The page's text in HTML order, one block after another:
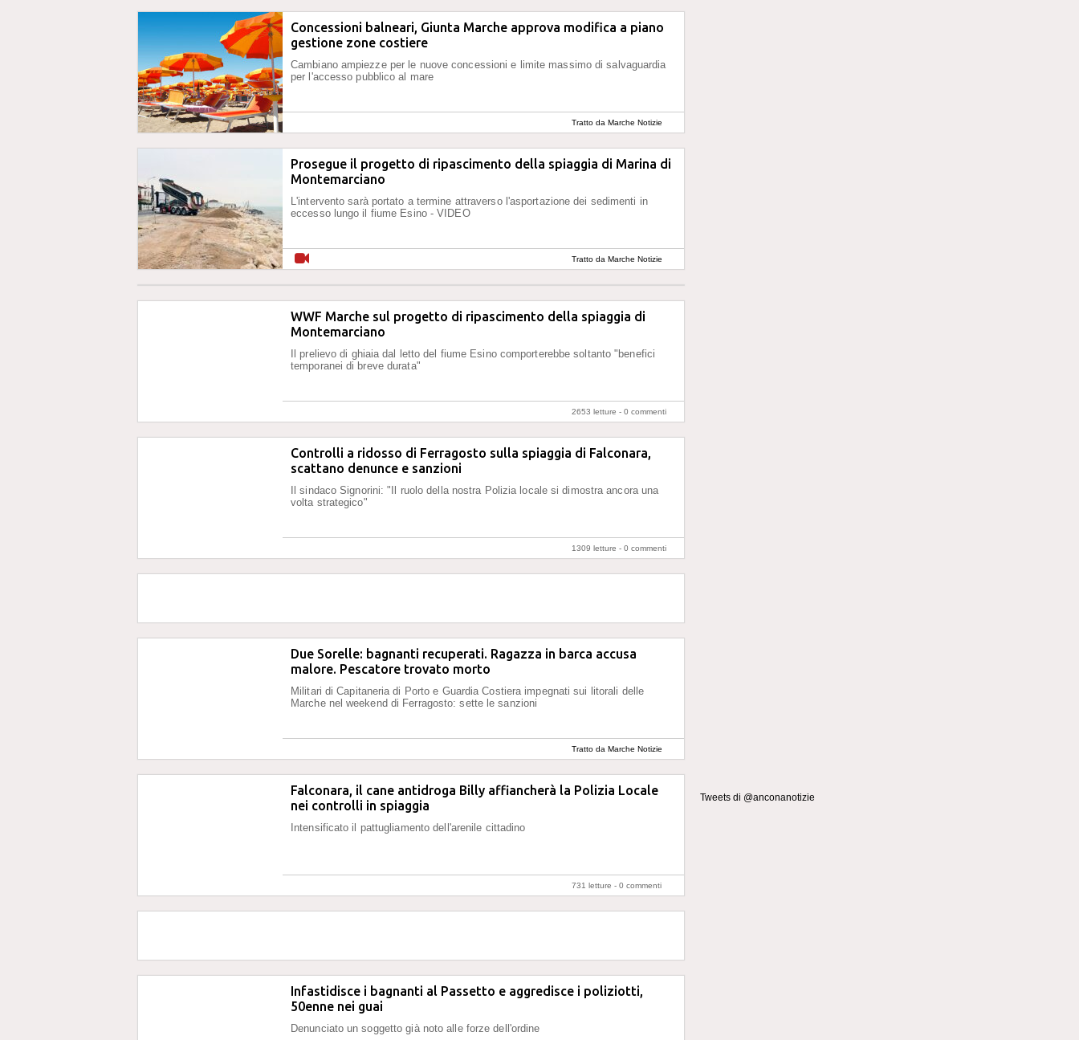
Concessioni balneari, Giunta Marche approva modifica a piano
gestione zone costiere
Cambiano ampiezze per le nuove concessioni e limite massimo di salvaguardia
per l'accesso pubblico al mare
Tratto da Marche Notizie
Prosegue il progetto di ripascimento della spiaggia di Marina di
Montemarciano
L'intervento sarà portato a termine attraverso l'asportazione dei sedimenti in
eccesso lungo il fiume Esino - VIDEO
Tratto da Marche Notizie
WWF Marche sul progetto di ripascimento della spiaggia di
Montemarciano
Il prelievo di ghiaia dal letto del fiume Esino comporterebbe soltanto "benefici
temporanei di breve durata"
2653 letture - 0 commenti
Controlli a ridosso di Ferragosto sulla spiaggia di Falconara,
scattano denunce e sanzioni
Il sindaco Signorini: "Il ruolo della nostra Polizia locale si dimostra ancora una
volta strategico"
1309 letture - 0 commenti
Due Sorelle: bagnanti recuperati. Ragazza in barca accusa
malore. Pescatore trovato morto
Militari di Capitaneria di Porto e Guardia Costiera impegnati sui litorali delle
Marche nel weekend di Ferragosto: sette le sanzioni
Tratto da Marche Notizie
Falconara, il cane antidroga Billy affiancherà la Polizia Locale
nei controlli in spiaggia
Intensificato il pattugliamento dell'arenile cittadino
731 letture - 0 commenti
Infastidisce i bagnanti al Passetto e aggredisce i poliziotti,
50enne nei guai
Denunciato un soggetto già noto alle forze dell'ordine
Tweets di @anconanotizie